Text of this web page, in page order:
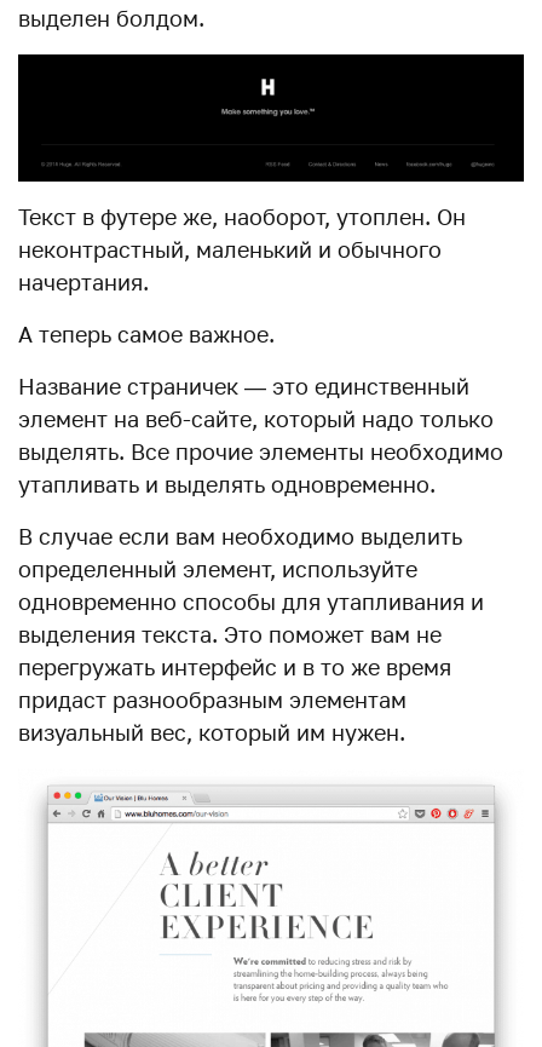
выделен болдом.
Текст в футере же, наоборот, утоплен. Он
неконтрастный, маленький и обычного
начертания.
А теперь самое важное.
Название страничек — это единственный
элемент на веб-сайте, который надо только
выделять. Все прочие элементы необходимо
утапливать и выделять одновременно.
В случае если вам необходимо выделить
определенный элемент, используйте
одновременно способы для утапливания и
выделения текста. Это поможет вам не
перегружать интерфейс и в то же время
придаст разнообразным элементам
визуальный вес, который им нужен.